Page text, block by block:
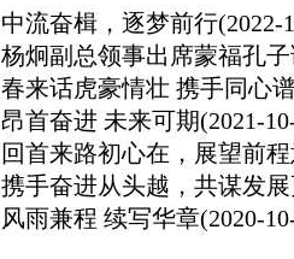
中流奋楫，逐梦前行(2022-
杨炯副总领事出席蒙福孔
春来话虎豪情壮 携手同心
昂首奋进 未来可期(2021-
回首来路初心在，展望前
携手奋进从头越，共谋发
风雨兼程 续写华章(2020-